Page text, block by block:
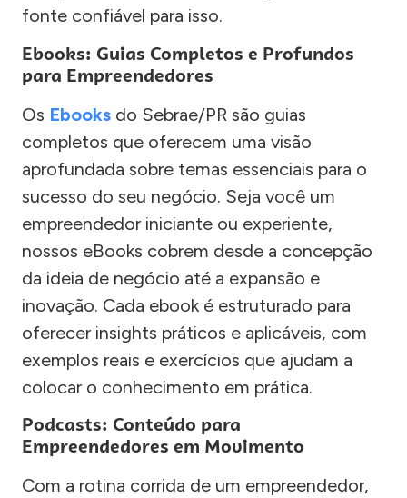
fonte confiável para isso.
Ebooks: Guias Completos e Profundos
para Empreendedores
Os Ebooks do Sebrae/PR são guias
completos que oferecem uma visão
aprofundada sobre temas essenciais para o
sucesso do seu negócio. Seja você um
empreendedor iniciante ou experiente,
nossos eBooks cobrem desde a concepção
da ideia de negócio até a expansão e
inovação. Cada ebook é estruturado para
oferecer insights práticos e aplicáveis, com
exemplos reais e exercícios que ajudam a
colocar o conhecimento em prática.
Podcasts: Conteúdo para
Empreendedores em Movimento
Com a rotina corrida de um empreendedor,